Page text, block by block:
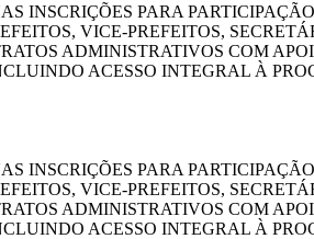
INSCRIÇÕES PARA
VICE-PREFEITOS,
ADMINISTRATIVOS COM
ACESSO INTEGRAL À
INSCRIÇÕES PARA
VICE-PREFEITOS,
ADMINISTRATIVOS COM
ACESSO INTEGRAL À